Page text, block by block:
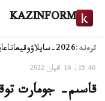
KAZINFORM
ترەند:2026-سايلاۋ وقيعا
15:40, 16 اقپان 2022